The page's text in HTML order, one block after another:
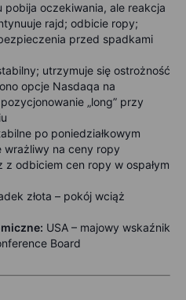
pobija oczekiwania, ale reakcja
rajd; odbicie ropy;
przed spadkami
utrzymuje się ostrożność
opcje Nasdaqa na
„long” przy
po poniedziałkowym
na ceny ropy
z odbiciem cen ropy w ospałym
złota – pokój wciąż
USA – majowy wskaźnik
Board